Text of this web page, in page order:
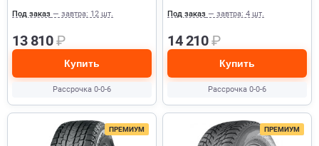
Под заказ — завтра: 12 шт.
13 810₽
Купить
Рассрочка 0-0-6
Под заказ — завтра: 4 шт.
14 210₽
Купить
Рассрочка 0-0-6
ПРЕМИУМ ПРЕМИУМ